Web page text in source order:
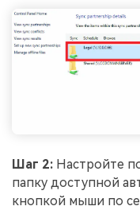
Шаг 2: Настройте
папку доступной
кнопкой мыши по